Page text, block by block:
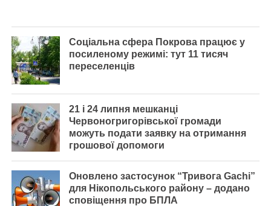
Соціальна сфера Покрова працює у
посиленому режимі: тут 11 тисяч
переселенців
21 і 24 липня мешканці
Червоногригорівської громади
можуть подати заявку на отримання
грошової допомоги
Оновлено застосунок “Тривога Gachi”
для Нікопольського району – додано
сповіщення про БПЛА